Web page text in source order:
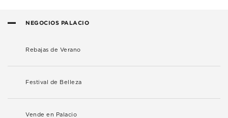
NEGOCIOS PALACIO
Rebajas de Verano
Festival de Belleza
Vende en Palacio